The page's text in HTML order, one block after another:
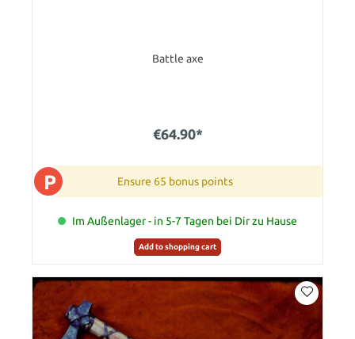
Battle axe
€64.90*
P Ensure 65 bonus points
Im Außenlager - in 5-7 Tagen bei Dir zu Hause
Add to shopping cart